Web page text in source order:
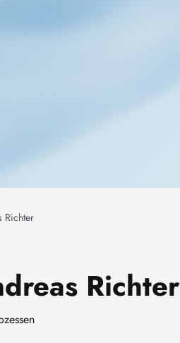
Richter
Richter